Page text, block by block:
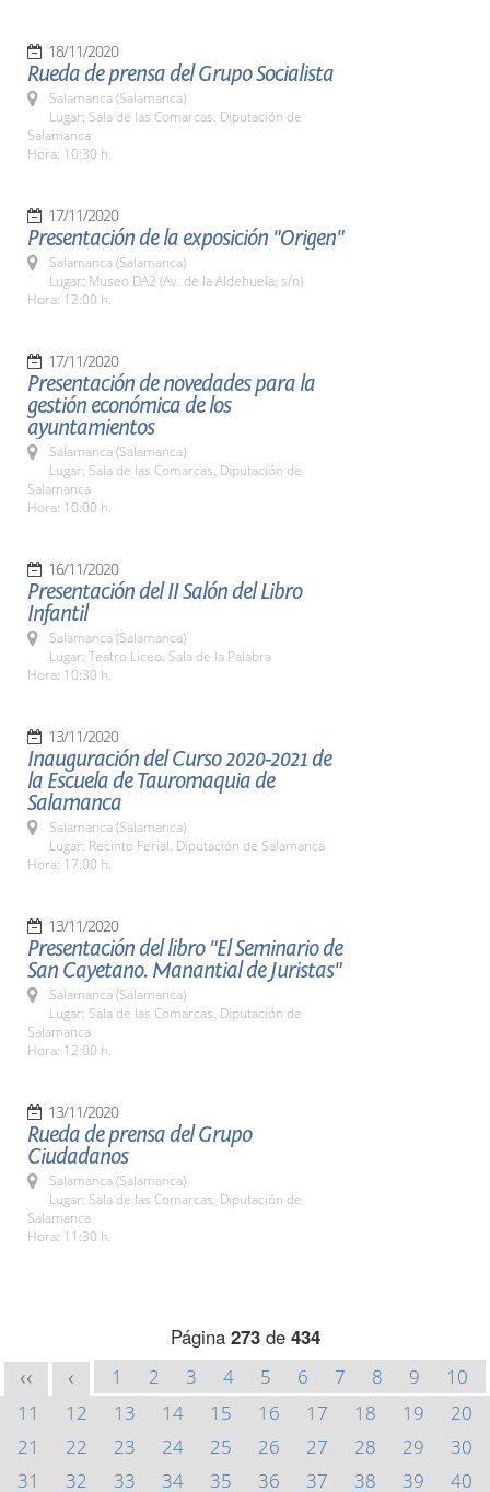
18/11/2020
Rueda de prensa del Grupo Socialista
Salamanca (Salamanca)
Lugar: Sala de las Comarcas. Diputación de
Salamanca
Hora: 10:30 h.
17/11/2020
Presentación de la exposición "Origen"
Salamanca (Salamanca)
Lugar: Museo DA2 (Av. de la Aldehuela, s/n)
Hora: 12:00 h.
17/11/2020
Presentación de novedades para la
gestión económica de los
ayuntamientos
Salamanca (Salamanca)
Lugar: Sala de las Comarcas. Diputación de
Salamanca
Hora: 10:00 h.
16/11/2020
Presentación del II Salón del Libro
Infantil
Salamanca (Salamanca)
Lugar: Teatro Liceo. Sala de la Palabra
Hora: 10:30 h.
13/11/2020
Inauguración del Curso 2020-2021 de
la Escuela de Tauromaquia de
Salamanca
Salamanca (Salamanca)
Lugar: Recinto Ferial. Diputación de Salamanca
Hora: 17:00 h.
13/11/2020
Presentación del libro "El Seminario de
San Cayetano. Manantial de Juristas"
Salamanca (Salamanca)
Lugar: Sala de las Comarcas. Diputación de
Salamanca
Hora: 12:00 h.
13/11/2020
Rueda de prensa del Grupo
Ciudadanos
Salamanca (Salamanca)
Lugar: Sala de las Comarcas. Diputación de
Salamanca
Hora: 11:30 h.
Página 273de 434
<< < 1 2 3 4 5 6 7 8 9
10
11
12 13 14 15 16 17 18 19
20
21
22 23 24 25 26 27 28 29
30
31
32 33 34 35 36 37 38 39
40